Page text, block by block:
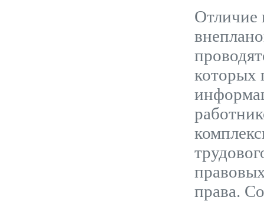
Отличие
которых
права.